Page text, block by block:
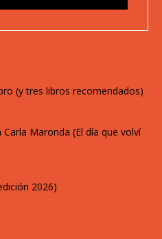
(y tres libros recomendados)
Maronda (El día que volví
2026)